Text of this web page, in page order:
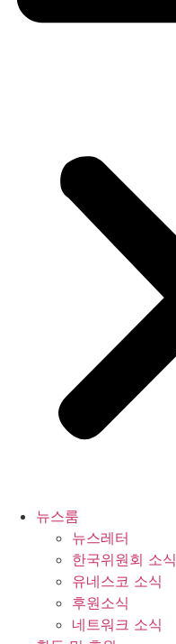
뉴스룸
뉴스레터
한국위원회 소식
유네스코 소식
후원소식
네트워크 소식